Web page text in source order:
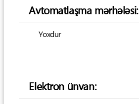
Avtomatlaşma mərhələsi:
Yoxdur
Elektron ünvan: